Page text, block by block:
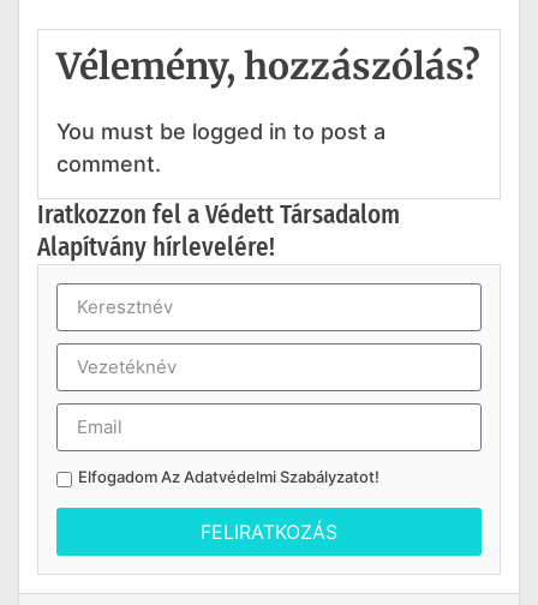
Vélemény, hozzászólás?
You must be logged in to post a
comment.
Iratkozzon fel a Védett Társadalom
Alapítvány hírlevelére!
Elfogadom AzAdatvédelmi Szabályzatot!
FELIRATKOZÁS